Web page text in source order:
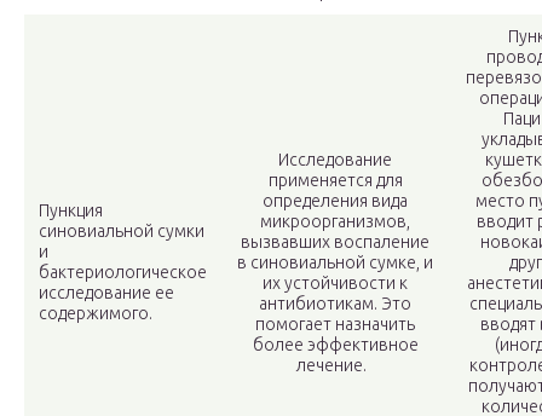
Пункция
синовиальной сумки
и
бактериологическое
исследование ее
содержимого.
Исследование
применяется для
определения вида
микроорганизмов,
вызвавших воспаление
в синовиальной сумке, и
их устойчивости к
антибиотикам. Это
помогает назначить
более эффективное
лечение.
место
вводит
вводят